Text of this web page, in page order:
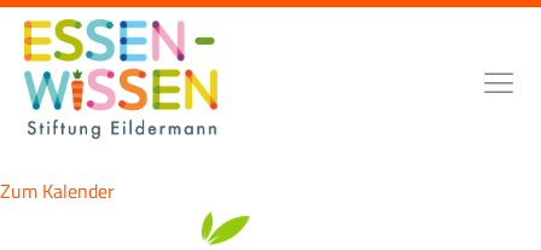
Zum
Inhalt
springen
Zum Kalender